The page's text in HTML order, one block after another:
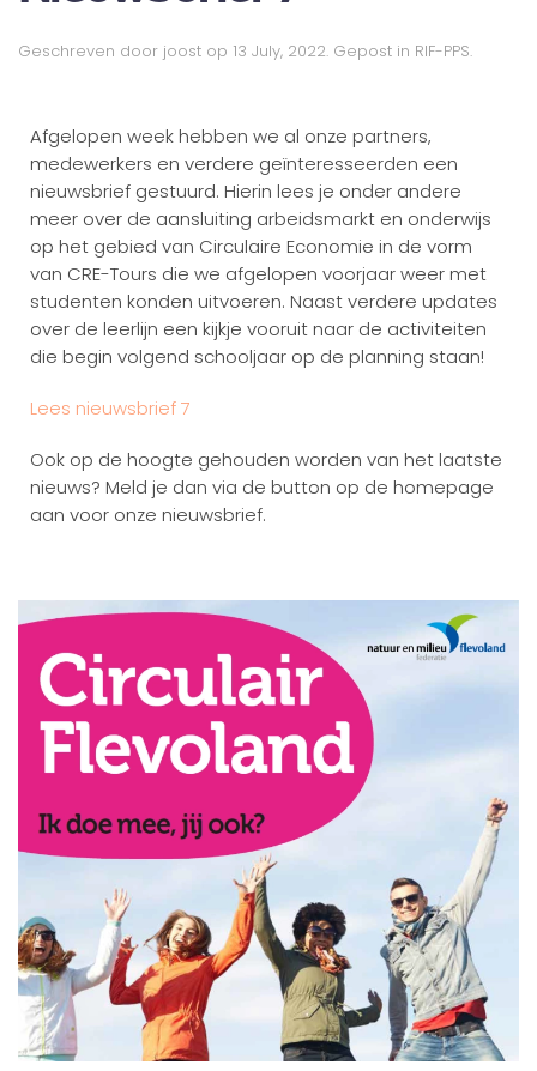
Geschreven door joost op 13 July, 2022. Gepost in RIF-PPS.
Afgelopen week hebben we al onze partners,
medewerkers en verdere geïnteresseerden een
nieuwsbrief gestuurd. Hierin lees je onder andere
meer over de aansluiting arbeidsmarkt en onderwijs
op het gebied van Circulaire Economie in de vorm
van CRE-Tours die we afgelopen voorjaar weer met
studenten konden uitvoeren. Naast verdere updates
over de leerlijn een kijkje vooruit naar de activiteiten
die begin volgend schooljaar op de planning staan!
Lees nieuwsbrief 7
Ook op de hoogte gehouden worden van het laatste
nieuws? Meld je dan via de button op de homepage
aan voor onze nieuwsbrief.